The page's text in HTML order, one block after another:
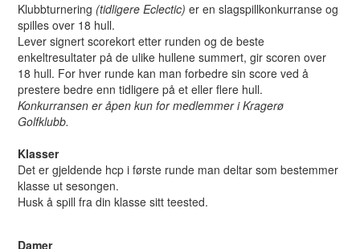
Klubbturnering (tidligere Eclectic) er en slagspillkonkurranse og
spilles over 18 hull.
Lever signert scorekort etter runden og de beste
enkeltresultater på de ulike hullene summert, gir scoren over
18 hull. For hver runde kan man forbedre sin score ved å
prestere bedre enn tidligere på et eller flere hull.
Konkurransen er åpen kun for medlemmer i Kragerø
Golfklubb.
Klasser
Det er gjeldende hcp i første runde man deltar som bestemmer
klasse ut sesongen.
Husk å spill fra din klasse sitt teested.
Damer